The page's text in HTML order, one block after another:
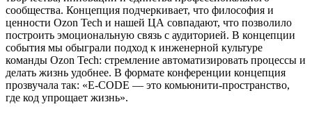
сообщества. Концепция подчеркивает, что философия и
ценности Ozon Tech и нашей ЦА совпадают, что позволило
построить эмоциональную связь с аудиторией. В концепции
события мы обыграли подход к инженерной культуре
команды Ozon Tech: стремление автоматизировать процессы и
делать жизнь удобнее. В формате конференции концепция
прозвучала так: «E-CODE — это комьюнити-пространство,
где код упрощает жизнь».